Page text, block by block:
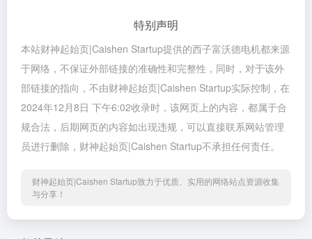
特别声明
本站财神起始页|Caishen Startup提供的西子富沃德电机都来源
于网络，不保证外部链接的准确性和完整性，同时，对于该外
部链接的指向，不由财神起始页|Caishen Startup实际控制，在
2024年12月8日 下午6:02收录时，该网页上的内容，都属于合
规合法，后期网页的内容如出现违规，可以直接联系网站管理
员进行删除，财神起始页|Caishen Startup不承担任何责任。
财神起始页|Caishen Startup致力于优质、实用的网络站点资源收集
与分享！